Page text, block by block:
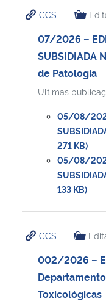
CCS
07/2026 –
SUBSIDIADA
de Patologia
Ultimas
05/08/
271 KB)
05/08/
133 KB)
CCS
002/2026 –
Toxicológicas